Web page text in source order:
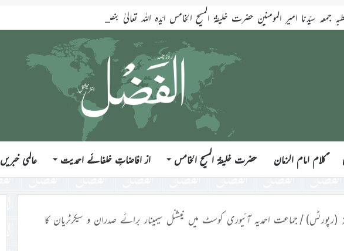
جمعہ سیّدنا امیر المومنین حضرت خلیفۃ المسیح الخامس ایّدہ اللہ تعالیٰ بنصرہ العزیز فرمودہ 17؍جولائی 2026ء
ؑکلام امام الزمان حضرت خلیفۃ المسیح الخامس از افاضاتِ خلفائے احمدیت عالمی خبریں
(رپورٹس) / جماعت احمدیہ آئیوری کوسٹ میں نیشنل سیمینار برائے صدران و سیکرٹریان کا